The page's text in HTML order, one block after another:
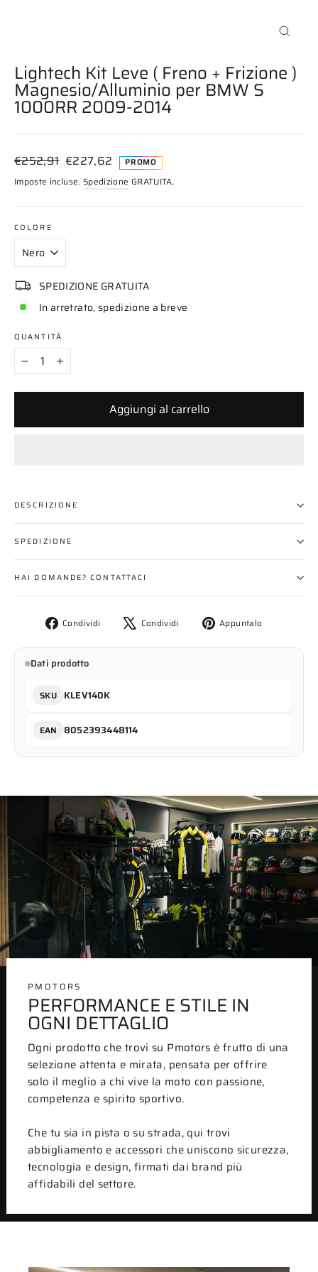
Lightech Kit Leve ( Freno + Frizione )
Magnesio/Alluminio per BMW S
1000RR 2009-2014
Prezzo
di
listino
€252,91 Prezzo
scontato
€227,62 PROMO
Imposte incluse. Spedizione GRATUITA.
COLORE
SPEDIZIONE GRATUITA
In arretrato, spedizione a breve
QUANTITÀ
+
Aggiungi al carrello
DESCRIZIONE
SPEDIZIONE
HAI DOMANDE? CONTATTACI
Condividi
Condividi
Facebook
Condividi
Twitta
X
Appuntalo
pin
Dati prodotto
SKU KLEV140K
EAN 8052393448114
PMOTORS
PERFORMANCE E STILE IN
OGNI DETTAGLIO
Ogni prodotto che trovi su Pmotors è frutto di una
selezione attenta e mirata, pensata per offrire
solo il meglio a chi vive la moto con passione,
competenza e spirito sportivo.
Che tu sia in pista o su strada, qui trovi
abbigliamento e accessori che uniscono sicurezza,
tecnologia e design, firmati dai brand più
affidabili del settore.